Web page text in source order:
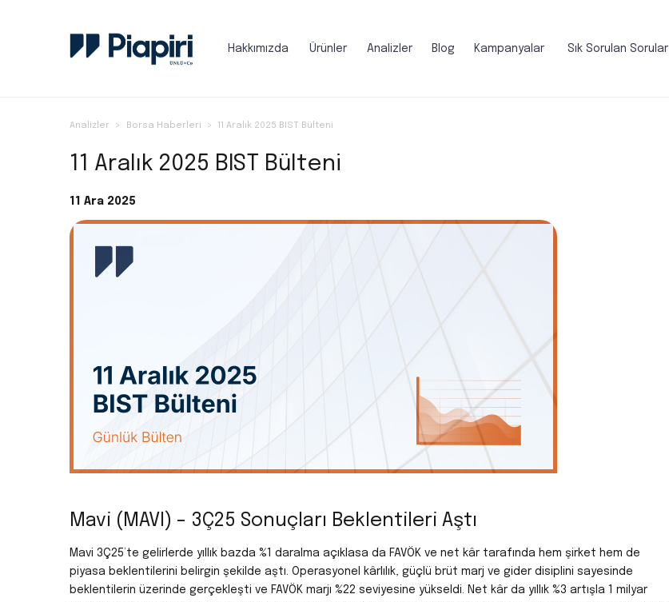
Hakkımızda Ürünler Analizler Blog Kampanyalar Sık Sorulan Sorular
Analizler Borsa Haberleri 11 Aralık 2025 BIST Bülteni
11 Aralık 2025 BIST Bülteni
11 Ara 2025
Mavi (MAVI) – 3Ç25 Sonuçları Beklentileri Aştı
Mavi 3Ç25’te gelirlerde yıllık bazda %1 daralma açıklasa da FAVÖK ve net kâr tarafında hem şirket hem de
piyasa beklentilerini belirgin şekilde aştı. Operasyonel kârlılık, güçlü brüt marj ve gider disiplini sayesinde
beklentilerin üzerinde gerçekleşti ve FAVÖK marjı %22 seviyesine yükseldi. Net kâr da yıllık %3 artışla 1 milyar